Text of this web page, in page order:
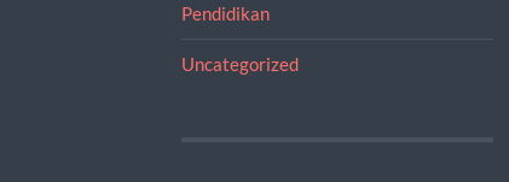
Pendidikan
Uncategorized